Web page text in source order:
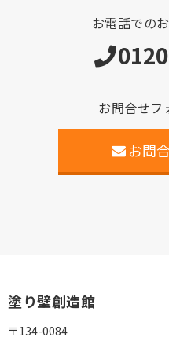
お電話での
お問合せフ
お問
塗り壁創造館
〒134-0084